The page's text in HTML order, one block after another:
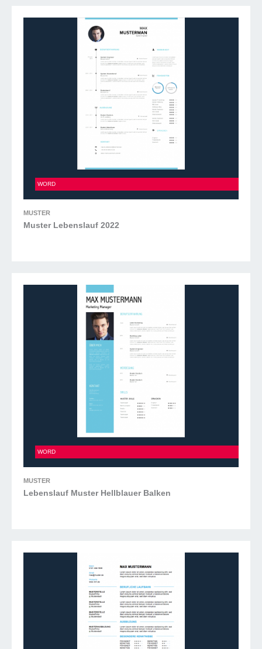
Muster Lebenslauf 2022
Lebenslauf Muster Hellblauer Balken